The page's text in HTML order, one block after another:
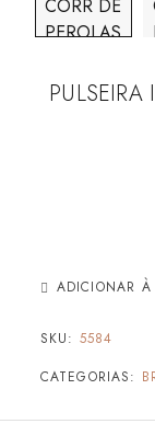
ADICIONAR À
SKU: 5584
CATEGORIAS: